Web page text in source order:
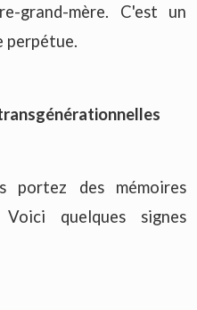
grand-mère. C'est un
perpétue.
portez des mémoires
quelques signes